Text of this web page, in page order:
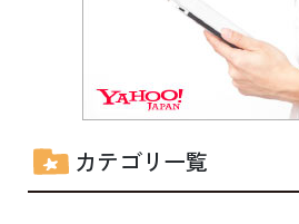
カテゴリ一覧